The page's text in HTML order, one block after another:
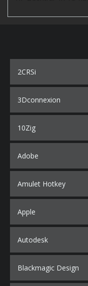
2CRSi
3Dconnexion
10Zig
Adobe
Amulet Hotkey
Apple
Autodesk
Blackmagic Design